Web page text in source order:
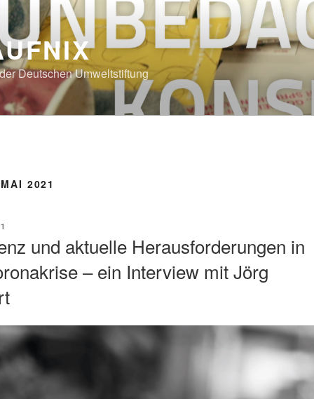
Deutschen Umweltstiftung
MAI 2021
und aktuelle Herausforderungen in
– ein Interview mit Jörg